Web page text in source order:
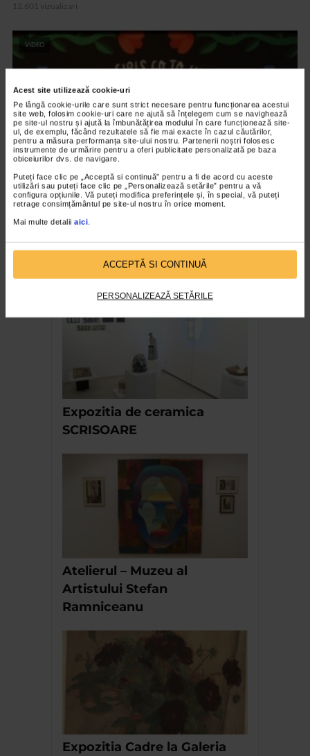
Acest site utilizează cookie-uri
Pe lângă cookie-urile care sunt strict necesare pentru funcționarea acestui
site web, folosim cookie-uri care ne ajută să înțelegem cum se navighează
pe site-ul nostru și ajută la îmbunătățirea modului în care funcționează site-
ul, de exemplu, făcând rezultatele să fie mai exacte în cazul căutărilor,
pentru a măsura performanța site-ului nostru. Partenerii noștri folosesc
instrumente de urmărire pentru a oferi publicitate personalizată pe baza
obiceiurilor dvs. de navigare.
Puteți face clic pe „Acceptă si continuă” pentru a fi de acord cu aceste
utilizări sau puteți face clic pe „Personalizează setările” pentru a vă
configura opțiunile. Vă puteți modifica preferințele și, în special, vă puteți
retrage consimțământul pe site-ul nostru în orice moment.
Mai multe detalii aici
ACCEPTĂ SI CONTINUĂ
PERSONALIZEAZĂ SETĂRILE
12.601 vizualizari
VIDEO
ARTELE SPECTACOLULUI
Expozitia Martie la feminin
3.777 vizualizari
RECOMANDĂRI
Expozitia de ceramica
SCRISOARE
Atelierul – Muzeu al
Artistului Stefan
Ramniceanu
Expozitia Cadre la Galeria